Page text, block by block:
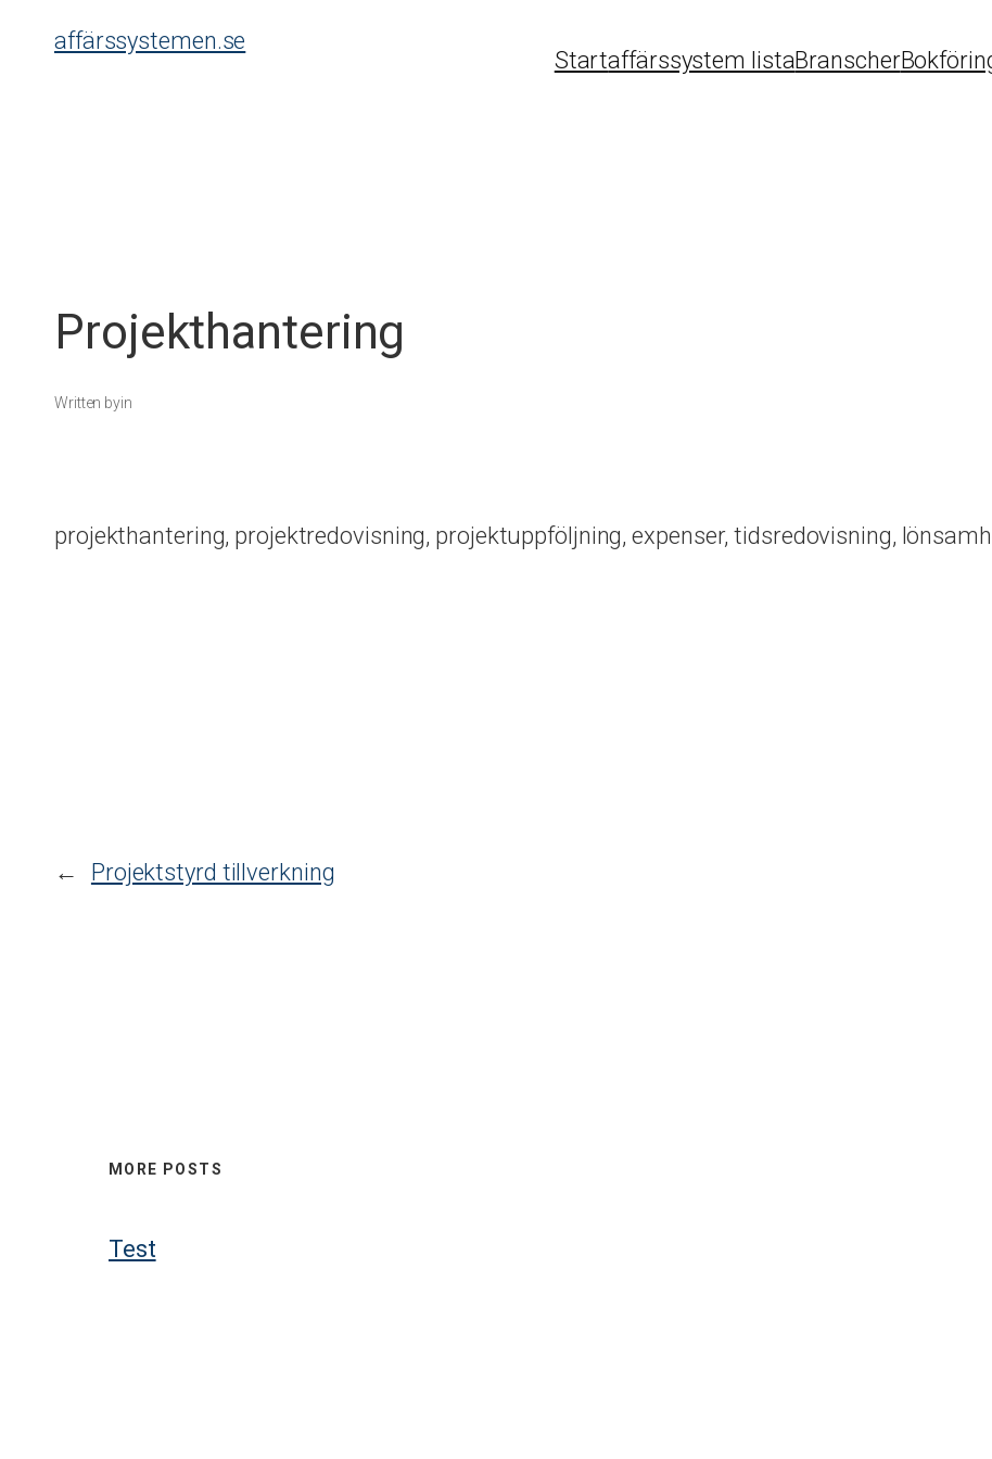
affärssystemen.se
Startaffärssystem listaBranscher
Projekthantering
Written byin
projekthantering, projektredovisning, projektuppföljning, expenser, tidsredovisning,
← Projektstyrd tillverkning
MORE POSTS
Test